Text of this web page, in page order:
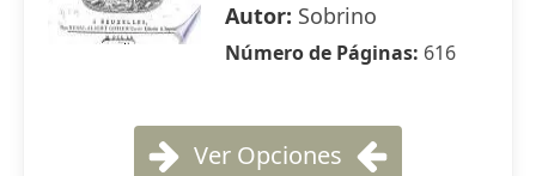
Autor: Sobrino
Número de Páginas: 616
Ver Opciones